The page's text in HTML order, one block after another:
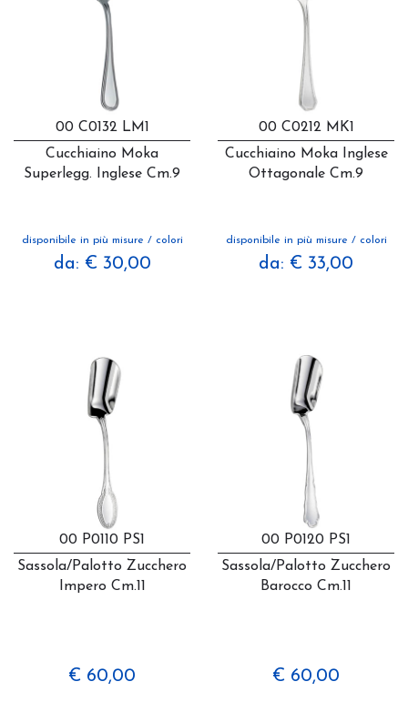
00 C0132 LM1
Cucchiaino Moka
Superlegg. Inglese Cm.9
disponibile in più misure / colori
da: € 30,00
00 C0212 MK1
Cucchiaino Moka Inglese
Ottagonale Cm.9
disponibile in più misure / colori
da: € 33,00
00 P0110 PS1
Sassola/palotto Zucchero
Impero Cm.11
€ 60,00
00 P0120 PS1
Sassola/palotto Zucchero
Barocco Cm.11
€ 60,00